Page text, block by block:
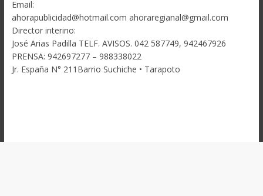
Email:
ahorapublicidad@hotmail.com ahoraregianal@gmail.com
Director interino:
José Arias Padilla TELF. AVISOS. 042 587749, 942467926
PRENSA: 942697277 – 988338022
Jr. España N° 211Barrio Suchiche • Tarapoto